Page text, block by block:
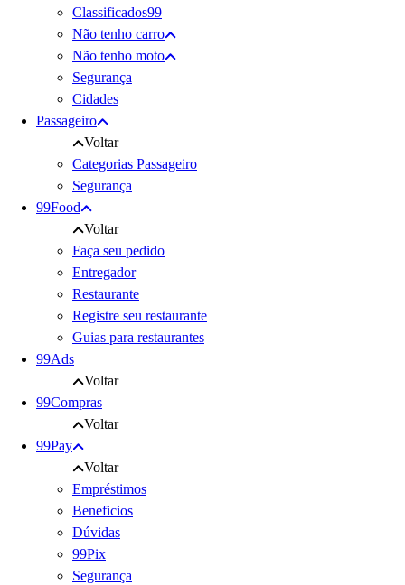
Classificados99
Não tenho carro
Não tenho moto
Segurança
Cidades
Passageiro
Voltar
Categorias Passageiro
Segurança
99Food
Voltar
Faça seu pedido
Entregador
Restaurante
Registre seu restaurante
Guias para restaurantes
99Ads
Voltar
99Compras
Voltar
99Pay
Voltar
Empréstimos
Beneficios
Dúvidas
99Pix
Segurança